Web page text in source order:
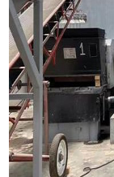
老挝2